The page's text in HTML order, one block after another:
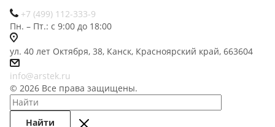
+7 (499) 112-333-9
Пн. – Пт.: с 9:00 до 18:00
ул. 40 лет Октября, 38, Канск, Красноярский край, 663604
info@arstek.ru
© 2026 Все права защищены.
Найти